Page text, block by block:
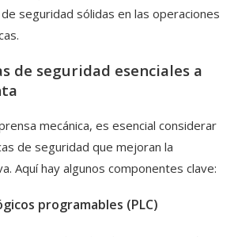
seguridad sólidas en las operaciones
de seguridad esenciales a
mecánica, es esencial considerar
de seguridad que mejoran la
Aquí hay algunos componentes clave:
programables (PLC)